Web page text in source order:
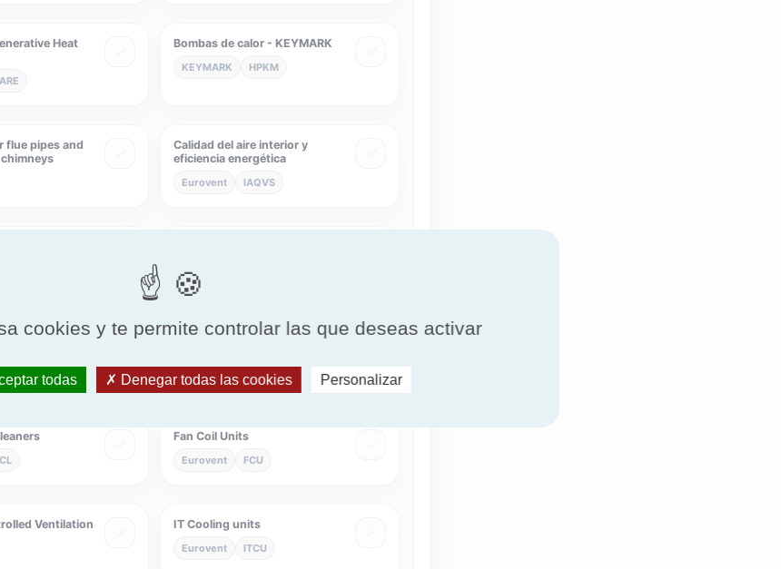
Heat
Bombas de calor - KEYMARK
KEYMARK HPKM
flue pipes and
Calidad del aire interior y
eficiencia energética
Eurovent IAQVS
QB
using liquid
Domestic solar water heaters
Fan Coil Units
Eurovent FCU
Ventilation IT Cooling units
Eurovent ITCU
cookies y te permite controlar las que deseas activar
todas Denegar todas las cookies Personalizar